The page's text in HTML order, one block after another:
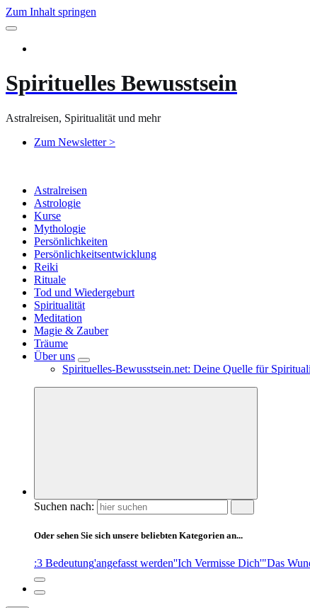
Zum Inhalt springen
Spirituelles Bewusstsein
Astralreisen, Spiritualität und mehr
Zum Newsletter >
Astralreisen
Astrologie
Kurse
Mythologie
Persönlichkeiten
Persönlichkeitsentwicklung
Reiki
Rituale
Tod und Wiedergeburt
Spiritualität
Meditation
Magie & Zauber
Träume
Über uns
Spirituelles-Bewusstsein.net: Deine Quelle für
Suchen nach:
Oder sehen Sie sich unsere beliebten Kategorien an...
:3 Bedeutung'angefasst werden''Ich Vermisse Dich'"Das